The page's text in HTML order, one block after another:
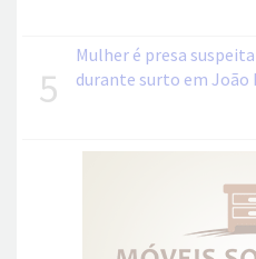
5
Mulher é presa
durante surto em João